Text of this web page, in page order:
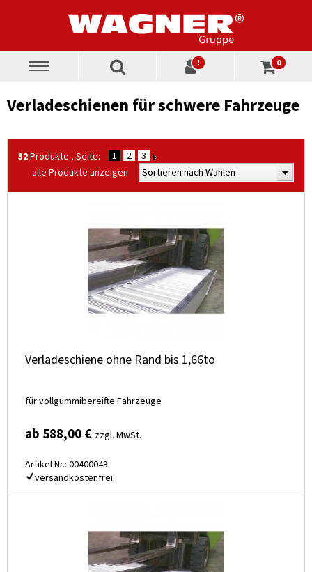
Toggle
! 0
Verladeschienen für schwere Fahrzeuge
32Produkte , Seite: 1 2
3
Sortieren nach Wählen
alle Produkte anzeigen
Verladeschiene ohne Rand bis 1,66to
für vollgummibereifte Fahrzeuge
ab 588,00 € zzgl. MwSt.
Artikel Nr.: 00400043
versandkostenfrei